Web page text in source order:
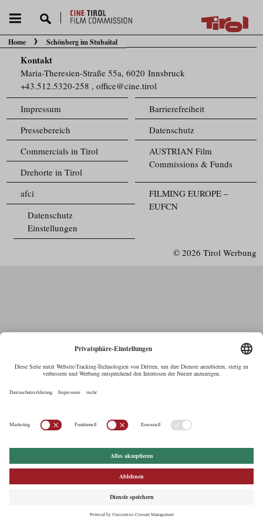
Sie befinden sich hier:
Home Schönberg im Stubaital
Kontakt
Maria-Theresien-Straße 55a, 6020 Innsbruck
+43.512.5320-258 ,office@cine.tirol
Impressum
Barrierefreiheit
Pressebereich
Datenschutz
Commercials in Tirol
AUSTRIAN Film
Commissions & Funds
Drehorte in Tirol
FILMING EUROPE –
EUFCN
afci
Datenschutz
Einstellungen
© 2026 Tirol Werbung